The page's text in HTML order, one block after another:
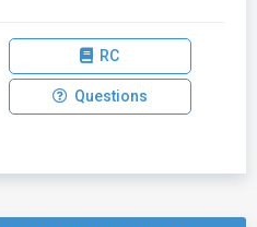
RC
Questions